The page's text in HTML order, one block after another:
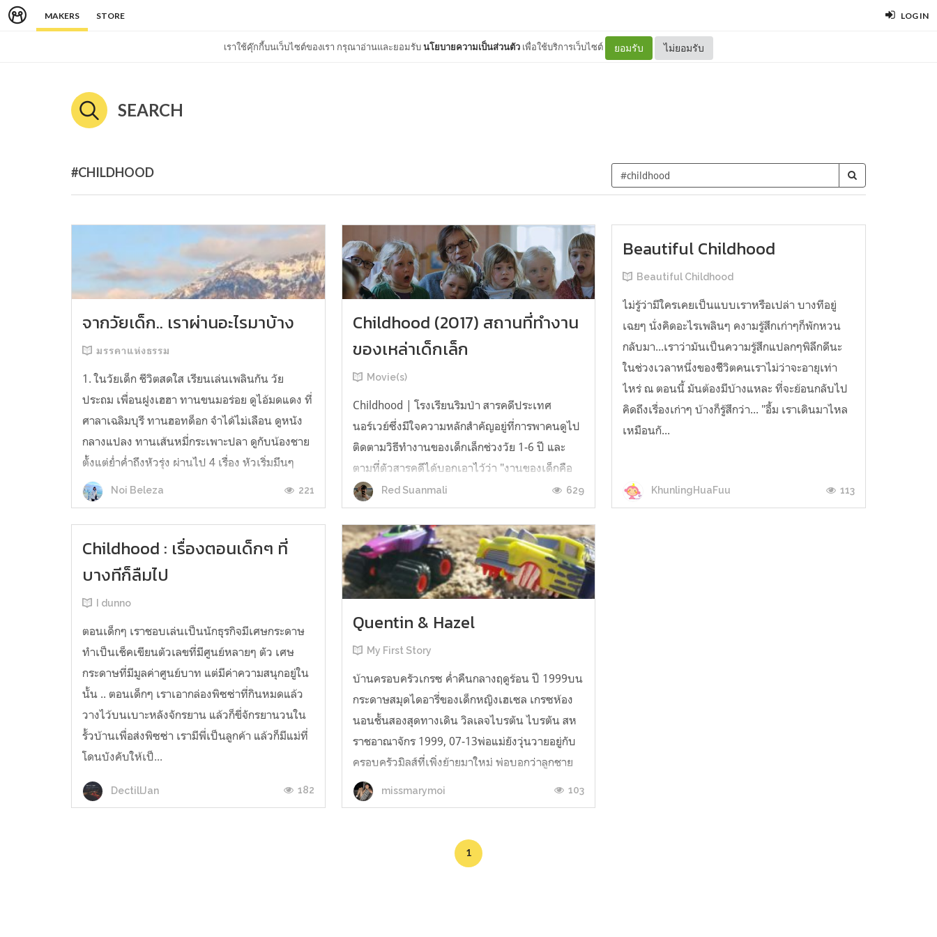
MAKERS STORE LOG IN
เราใช้คุ๊กกี้บนเว็บไซต์ของเรา กรุณาอ่านและยอมรับนโยบายความเป็นส่วนตัว เพื่อใช้บริการเว็บไซต์ ยอมรับ ไม่ยอมรับ
SEARCH
#CHILDHOOD
จากวัยเด็ก.. เราผ่านอะไรมาบ้าง
มรรคาแห่งธรรม
1. ในวัยเด็ก ชีวิตสดใส เรียนเล่นเพลินกัน วัย
ประถม เพื่อนฝูงเฮฮา ทานขนมอร่อย ดูไอ้มดแดง ที่
ศาลาเฉลิมบุรี ทานฮอทด็อก จำได้ไม่เลือน ดูหนัง
กลางแปลง ทานเส้นหมี่กระเพาะปลา ดูกับน้องชาย
ตั้งแต่ย่ำค่ำถึงหัวรุ่ง ผ่านไป 4 เรื่อง หัวเริ่มมึนๆ
พระท่านมาบิณฑบาตพอดี ได้เวลากลับบ้าน โชคดี
ไม่โดนไม้เรียว 2. ช่วงป...
Noi Beleza 221
Childhood (2017) สถานที่ทำงาน
ของเหล่าเด็กเล็ก
Movie(s)
Childhood | โรงเรียนริมป่า สารคดีประเทศ
นอร์เวย์ซึ่งมีใจความหลักสำคัญอยู่ที่การพาคนดูไป
ติดตามวิธีทำงานของเด็กเล็กช่วงวัย 1-6 ปี และ
ตามที่ตัวสารคดีได้บอกเอาไว้ว่า "งานของเด็กคือ
การเล่น" มันจึงทำให้เรื่องราวของสารคดีอาจถูก
มองเป็นเพียงการตามถ่ายเด็กไปเรื่อย ๆ ไร้การ
สัมภาษณ์ ไม่มีจุดไคลแมกซ์ ทว่าขณะที่...
Red Suanmali 629
Beautiful Childhood
Beautiful Childhood
ไม่รู้ว่ามีใครเคยเป็นแบบเราหรือเปล่า บางทีอยู่
เฉยๆ นั่งคิดอะไรเพลินๆ คงามรู้สึกเก่าๆก็พักหวน
กลับมา...เราว่ามันเป็นความรู้สึกแปลกๆพิลึกดีนะ
ในช่วงเวลาหนึ่งของชีิวิตคนเราไม่ว่าจะอายุเท่า
ไหร่ ณ ตอนนี้ มันต้องมีบ้างแหละ ที่จะย้อนกลับไป
คิดถึงเรื่องเก่าๆ บ้างก็รู้สึกว่า... "อื้ม เราเดินมาไหล
เหมือนกั...
KhunlingHuaFuu 113
Childhood : เรื่องตอนเด็กๆ ที่
บางทีก็ลืมไป
I dunno
ตอนเด็กๆ เราชอบเล่นเป็นนักธุรกิจมีเศษกระดาษ
ทำเป็นเช็คเขียนตัวเลขที่มีศูนย์หลายๆ ตัว เศษ
กระดาษที่มีมูลค่าศูนย์บาท แต่มีค่าความสนุกอยู่ใน
นั้น .. ตอนเด็กๆ เราเอากล่องพิซซ่าที่กินหมดแล้ว
วางไว้บนเบาะหลังจักรยาน แล้วก็ขี่จักรยานวนใน
รั้วบ้านเพื่อส่งพิซซ่า เรามีพี่เป็นลูกค้า แล้วก็มีแม่ที่
โดนบังคับให้เป็...
DectillJan 182
Quentin & Hazel
My First Story
บ้านครอบครัวเกรซ ค่ำคืนกลางฤดูร้อน ปี 1999บน
กระดาษสมุดไดอารี่ของเด็กหญิงเฮเซล เกรซห้อง
นอนชั้นสองสุดทางเดิน วิลเลจไบรตัน ไบรตัน สห
ราชอาณาจักร 1999, 07-13พ่อแม่ยังวุ่นวายอยู่กับ
ครอบครัวมิลส์ที่เพิ่งย้ายมาใหม่ พ่อบอกว่าลูกชาย
ของพวกเขาชื่อเควนติน ดีจัง ฉันจะได้มีเพื่อนเล่น
ด้วยช่วงปิดเทอมสักที "เฮซซี่ ...
missmarymoi 103
1